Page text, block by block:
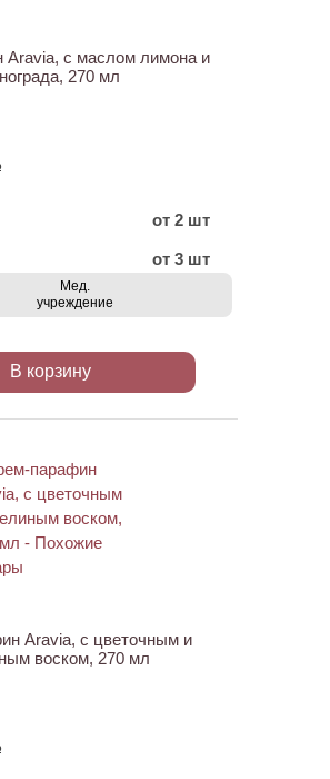
Aravia, с маслом лимона и
270 мл
от 2 шт
от 3 шт
Мед.
учреждение
В корзину
Aravia, с цветочным и
воском, 270 мл